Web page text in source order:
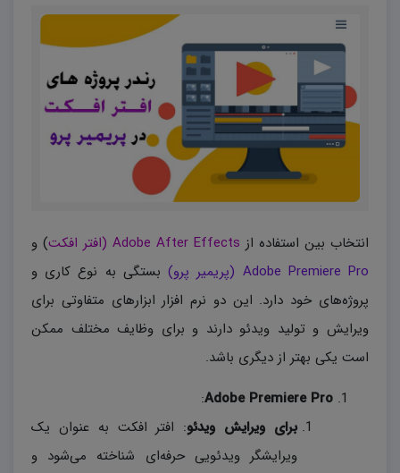
انتخاب بین استفاده از
) و
Adobe Premiere Pro (پریمیر پرو)
بستگی به نوع کاری و
پروژه‌های خود دارد. این دو نرم افزار ابزارهای متفاوتی برای
ویرایش و تولید ویدئو دارند و برای وظایف مختلف ممکن
است یکی بهتر از دیگری باشد.
Adobe Premiere Pro
:
برای ویرایش ویدئو: افتر افکت به عنوان یک
ویرایشگر ویدئویی حرفه‌ای شناخته می‌شود و